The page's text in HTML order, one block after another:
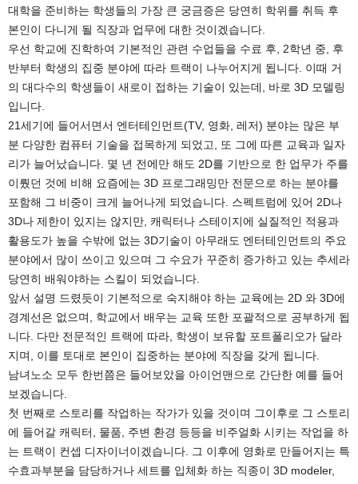
대학을 준비하는 학생들의 가장 큰 궁금증은 당연히 학위를 취득 후
본인이 다니게 될 직장과 업무에 대한 것이겠습니다.
우선 학교에 진학하여 기본적인 관련 수업들을 수료 후, 2학년 중, 후
반부터 학생의 집중 분야에 따라 트랙이 나누어지게 됩니다. 이때 거
의 대다수의 학생들이 새로이 접하는 기술이 있는데, 바로 3D 모델링
입니다.
21세기에 들어서면서 엔터테인먼트(TV, 영화, 레저) 분야는 많은 부
분 다양한 컴퓨터 기술을 접목하게 되었고, 또 그에 따른 교육과 일자
리가 늘어났습니다. 몇 년 전에만 해도 2D를 기반으로 한 업무가 주를
이뤘던 것에 비해 요즘에는 3D 프로그래밍만 전문으로 하는 분야를
포함해 그 비중이 크게 늘어나게 되었습니다. 스펙트럼에 있어 2D나
3D나 제한이 있지는 않지만, 캐릭터나 스테이지에 실질적인 적용과
활용도가 높을 수밖에 없는 3D기술이 아무래도 엔터테인먼트의 주요
분야에서 많이 쓰이고 있으며 그 수요가 꾸준히 증가하고 있는 추세라
당연히 배워야하는 스킬이 되었습니다.
앞서 설명 드렸듯이 기본적으로 숙지해야 하는 교육에는 2D 와 3D에
경계선은 없으며, 학교에서 배우는 교육 또한 포괄적으로 공부하게 됩
니다. 다만 전문적인 트랙에 따라, 학생이 보유할 포트폴리오가 달라
지며, 이를 토대로 본인이 집중하는 분야에 직장을 갖게 됩니다.
남녀노소 모두 한번쯤은 들어보았을 아이언맨으로 간단한 예를 들어
보겠습니다.
첫 번째로 스토리를 작업하는 작가가 있을 것이며 그이후로 그 스토리
에 들어갈 캐릭터, 물품, 주변 환경 등등을 비주얼화 시키는 작업을 하
는 트랙이 컨셉 디자이너이겠습니다. 그 이후에 영화로 만들어지는 특
수효과부분을 담당하거나 세트를 입체화 하는 직종이 3D modeler,